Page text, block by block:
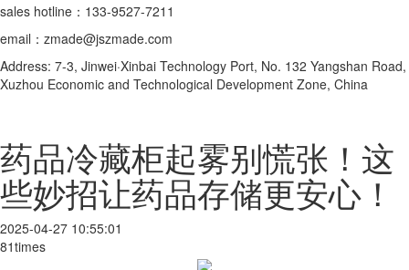
sales hotline：133-9527-7211
email：zmade@jszmade.com
Address: 7-3, Jinwei·Xinbai Technology Port, No. 132 Yangshan Road,
Xuzhou Economic and Technological Development Zone, China
药品冷藏柜起雾别慌张！这
些妙招让药品存储更安心！
2025-04-27 10:55:01
81times